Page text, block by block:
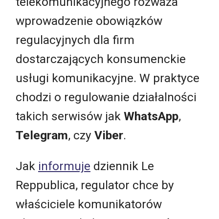
wprowadzenie obowiązków
regulacyjnych dla firm
dostarczających konsumenckie
usługi komunikacyjne. W praktyce
chodzi o regulowanie działalności
takich serwisów jak WhatsApp,
Telegram, czy Viber.
Jak informuje dziennik Le
Reppublica, regulator chce by
właściciele komunikatorów